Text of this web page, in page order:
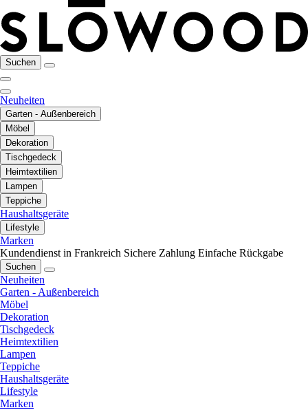
Suchen
Neuheiten
Garten - Außenbereich
Möbel
Dekoration
Tischgedeck
Heimtextilien
Lampen
Teppiche
Haushaltsgeräte
Lifestyle
Marken
Kundendienst in Frankreich Sichere Zahlung Einfache Rückgabe
Suchen
Neuheiten
Garten - Außenbereich
Möbel
Dekoration
Tischgedeck
Heimtextilien
Lampen
Teppiche
Haushaltsgeräte
Lifestyle
Marken